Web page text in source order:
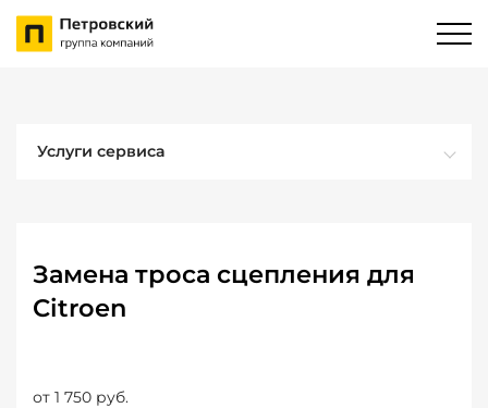
Услуги сервиса
Замена троса сцепления для
Citroen
от 1 750 руб.